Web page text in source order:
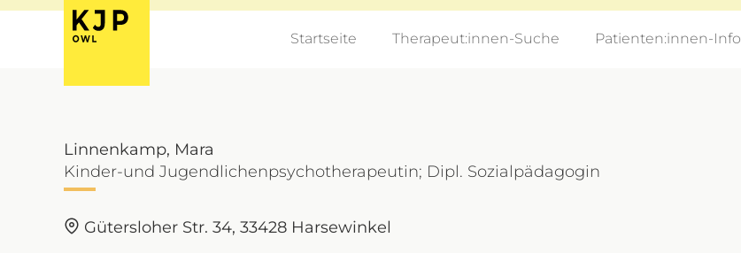
Startseite Therapeut:innen-Suche Patienten:innen-Info
Linnenkamp, Mara
Kinder-und Jugendlichenpsychotherapeutin; Dipl. Sozialpädagogin
Gütersloher Str. 34, 33428 Harsewinkel